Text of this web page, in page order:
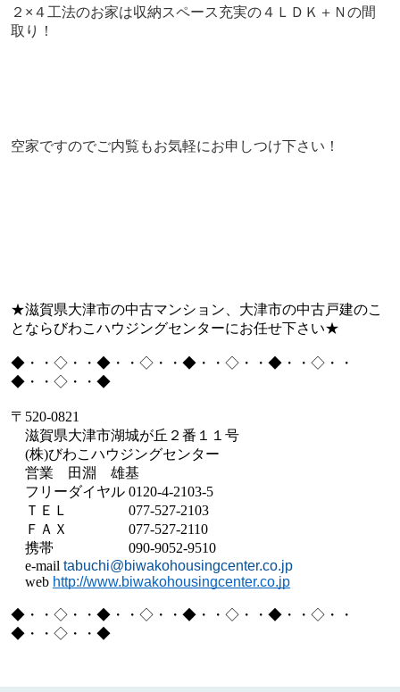
２×４工法のお家は収納スペース充実の４ＬＤＫ＋Ｎの間
取り！
空家ですのでご内覧もお気軽にお申しつけ下さい！
★滋賀県大津市の中古マンション、大津市の中古戸建のこ
とならびわこハウジングセンターにお任せ下さい★
◆・・◇・・◆・・◇・・◆・・◇・・◆・・◇・・
◆・・◇・・◆
〒 520-0821
滋賀県大津市湖城が丘２番１１号
(株)びわこハウジングセンター
営業 田淵 雄基
フリーダイヤル0120-4-2103-5
ＴＥＬ 077-527-2103
ＦＡＸ 077-527-2110
携帯
090-9052-9510
e-mail tabuchi@biwakohousingcenter.co.jp
web http://www.biwakohousingcenter.co.jp
◆・・◇・・◆・・◇・・◆・・◇・・◆・・◇・・
◆・・◇・・◆